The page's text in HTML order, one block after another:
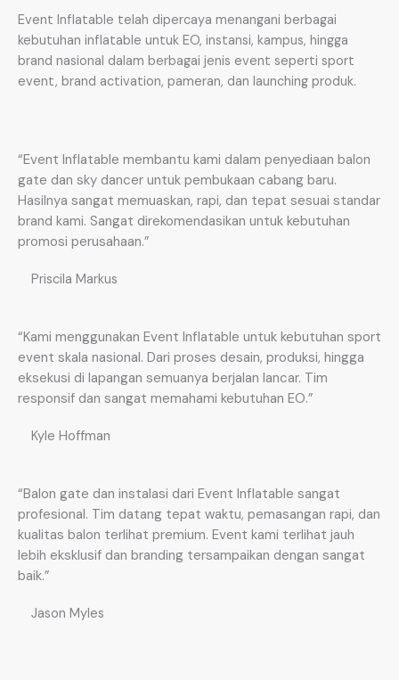
Event Inflatable telah dipercaya menangani berbagai
kebutuhan inflatable untuk EO, instansi, kampus, hingga
brand nasional dalam berbagai jenis event seperti sport
event, brand activation, pameran, dan launching produk.
“Event Inflatable membantu kami dalam penyediaan balon
gate dan sky dancer untuk pembukaan cabang baru.
Hasilnya sangat memuaskan, rapi, dan tepat sesuai standar
brand kami. Sangat direkomendasikan untuk kebutuhan
promosi perusahaan.”
Priscila Markus
“Kami menggunakan Event Inflatable untuk kebutuhan sport
event skala nasional. Dari proses desain, produksi, hingga
eksekusi di lapangan semuanya berjalan lancar. Tim
responsif dan sangat memahami kebutuhan EO.”
Kyle Hoffman
“Balon gate dan instalasi dari Event Inflatable sangat
profesional. Tim datang tepat waktu, pemasangan rapi, dan
kualitas balon terlihat premium. Event kami terlihat jauh
lebih eksklusif dan branding tersampaikan dengan sangat
baik.”
Jason Myles